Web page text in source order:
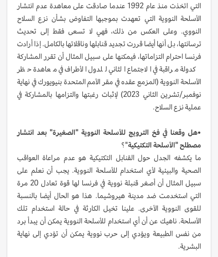
التي اتخذت منذ عام 1992 عندما صادقت على معاهدة عدم انتشار
الأسلحة النووية التي تعهدت بموجبها التفاوض بشأن نزع السلاح
النووي. وعلى العكس من ذلك، فهي لا تسعى فقط إلى تحديث
ترسانتها، بل أنها أيضا قررت تجديد قنابلها وناقلاتها بالكامل. إذا أرادت
فرنسا احترام التزاماتها، فيمكنها على سبيل المثال أن تقرر المشاركة
كدولة مراقبة في الاجتماع الثاني للدول الأطراف في معاهدة حظر
الأسلحة النووية (المزمع عقده في مقر الأمم المتحدة بنيويورك في نهاية
نوفمبر/تشرين الثاني 2023) لإثبات رغبتها والتزامها بالمشاركة في
عملية نزع السلاح.
•هل وقعنا في فخ الترويج للأسلحة النووية "الصغيرة" بعد انتشار
مصطلح "الأسلحة التكتيكية"؟
ما يكشفه الجدل حول القنابل التكتيكية هو عدم مراعاة العواقب
الصحية والبيئية لأي استخدام للأسلحة النووية. يجب أن نعلم على
سبيل المثال أن أصغر قنبلة نووية في فرنسا لها قوة تعادل 20 مرة
التي استخدمت ضد مدينة هيروشيما. هذا هو الحال أيضا بالنسبة
للقوى النووية الأخرى. علينا تخيل الكارثة في حالة استخدام تلك
الأسلحة. ناهيك عن أن أي استخدام للأسلحة النووية يمكن أن يبدأ برد
من نفس الطبيعة ويؤدي إلى حرب نووية يمكن أن تؤدي إلى نهاية
البشرية.